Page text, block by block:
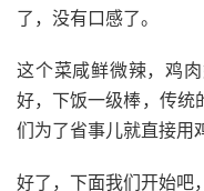
了，没有口感了。
这个菜咸鲜微辣，鸡
好，下饭一级棒，传统
们为了省事儿就直接用
好了，下面我们开始吧